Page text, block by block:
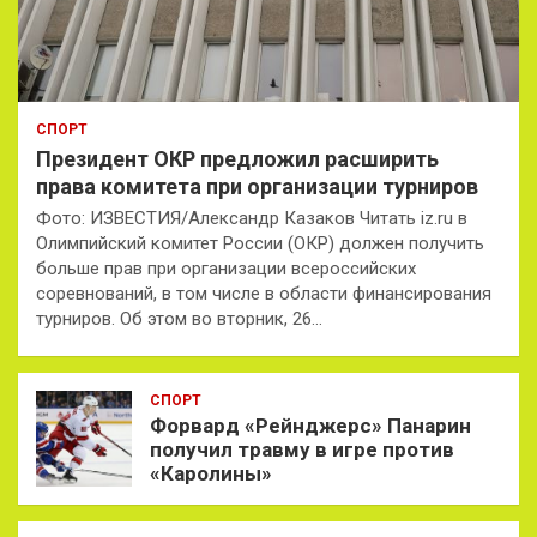
СПОРТ
Президент ОКР предложил расширить
права комитета при организации турниров
Фото: ИЗВЕСТИЯ/Александр Казаков Читать iz.ru в
Олимпийский комитет России (ОКР) должен получить
больше прав при организации всероссийских
соревнований, в том числе в области финансирования
турниров. Об этом во вторник, 26…
СПОРТ
Форвард «Рейнджерс» Панарин
получил травму в игре против
«Каролины»